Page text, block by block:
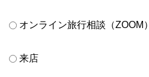
オンライン旅行相談（ZOOM）
来店